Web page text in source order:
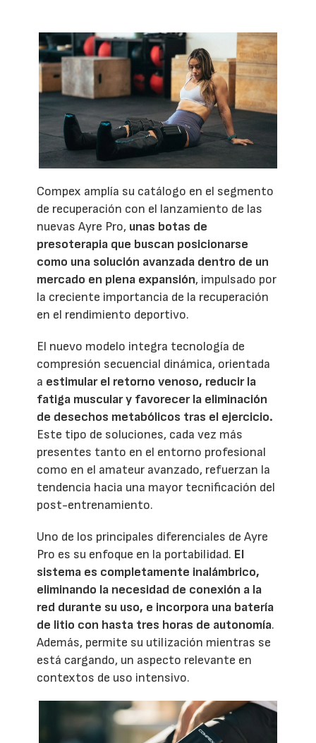
Compex amplía su catálogo en el segmento
de recuperación con el lanzamiento de las
nuevas Ayre Pro, unas botas de
presoterapia que buscan posicionarse
como una solución avanzada dentro de un
mercado en plena expansión, impulsado por
la creciente importancia de la recuperación
en el rendimiento deportivo.
El nuevo modelo integra tecnología de
compresión secuencial dinámica, orientada
a estimular el retorno venoso, reducir la
fatiga muscular y favorecer la eliminación
de desechos metabólicos tras el ejercicio.
Este tipo de soluciones, cada vez más
presentes tanto en el entorno profesional
como en el amateur avanzado, refuerzan la
tendencia hacia una mayor tecnificación del
post-entrenamiento.
Uno de los principales diferenciales de Ayre
Pro es su enfoque en la portabilidad. El
sistema es completamente inalámbrico,
eliminando la necesidad de conexión a la
red durante su uso, e incorpora una batería
de litio con hasta tres horas de autonomía.
Además, permite su utilización mientras se
está cargando, un aspecto relevante en
contextos de uso intensivo.